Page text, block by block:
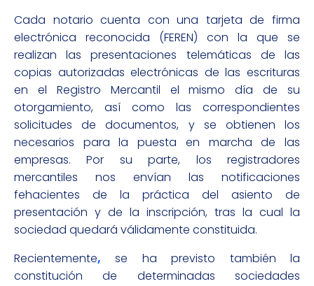
Cada notario cuenta con una tarjeta de firma
electrónica reconocida (FEREN) con la que se
realizan las presentaciones telemáticas de las
copias autorizadas electrónicas de las escrituras
en el Registro Mercantil el mismo día de su
otorgamiento, así como las correspondientes
solicitudes de documentos, y se obtienen los
necesarios para la puesta en marcha de las
empresas. Por su parte, los registradores
mercantiles nos envían las notificaciones
fehacientes de la práctica del asiento de
presentación y de la inscripción, tras la cual la
sociedad quedará válidamente constituida.
Recientemente, se ha previsto también la
constitución de determinadas sociedades